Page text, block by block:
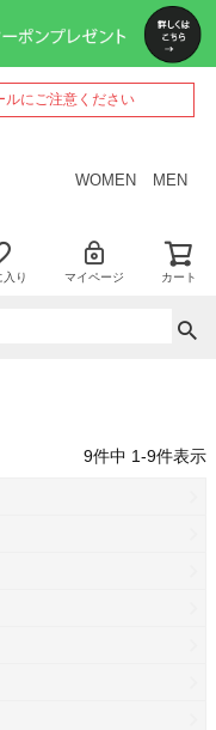
にご注意ください
WOMEN MEN
入り マイページ カート
9件中 1-9件表示